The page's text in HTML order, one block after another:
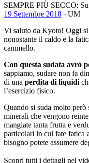
SEMPRE PIÙ SECCO:
19 Settembre 2018 - UM
Vi saluto da Kyoto! Oggi
nonostante il caldo e la
cammello.
Con questa sudata avrò
sappiamo, sudare non fa
di una perdita di liquidi
l’esercizio fisico.
Quando si suda molto però
minerali che vengono
mangiate tanta frutta e
particolari in cui fate fatica
bisogno potete assumere
Scopri tutti i dettagli nel